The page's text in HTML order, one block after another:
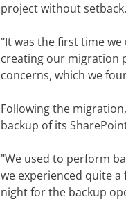
project without setback.
"It was the first time
creating our migration
concerns, which we
Following the
backup of its
"We used to perform
we experienced quite
night for the backup